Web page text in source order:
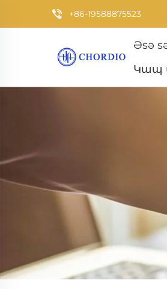
+86-19588875523
Əsə
Կապ